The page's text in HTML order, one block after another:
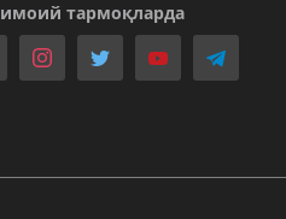
тармоқларда